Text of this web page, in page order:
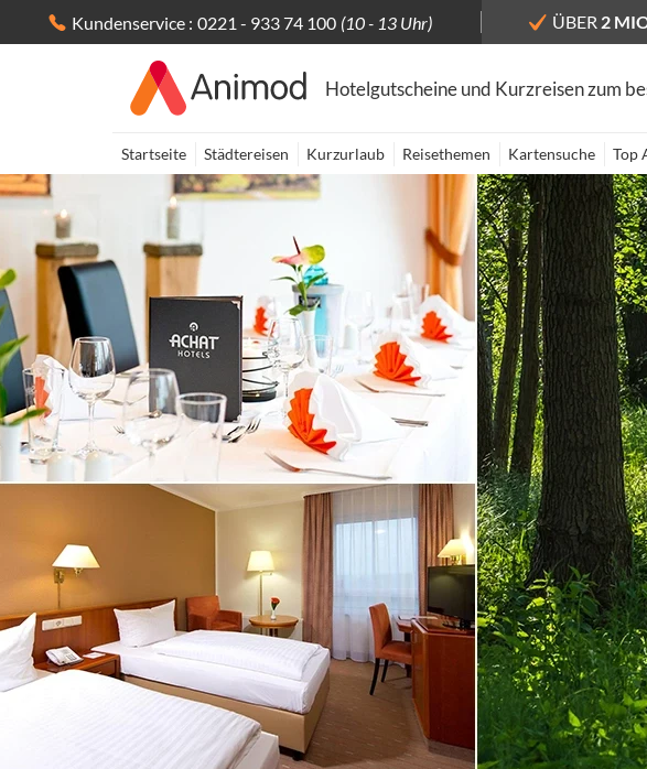
Kundenservice : 0221 - 933 74 100 (10 - 13 Uhr) ÜBER 2
Hotelgutscheine und Kurzreisen zum
Startseite Städtereisen Kurzurlaub Reisethemen Kartensuche Top